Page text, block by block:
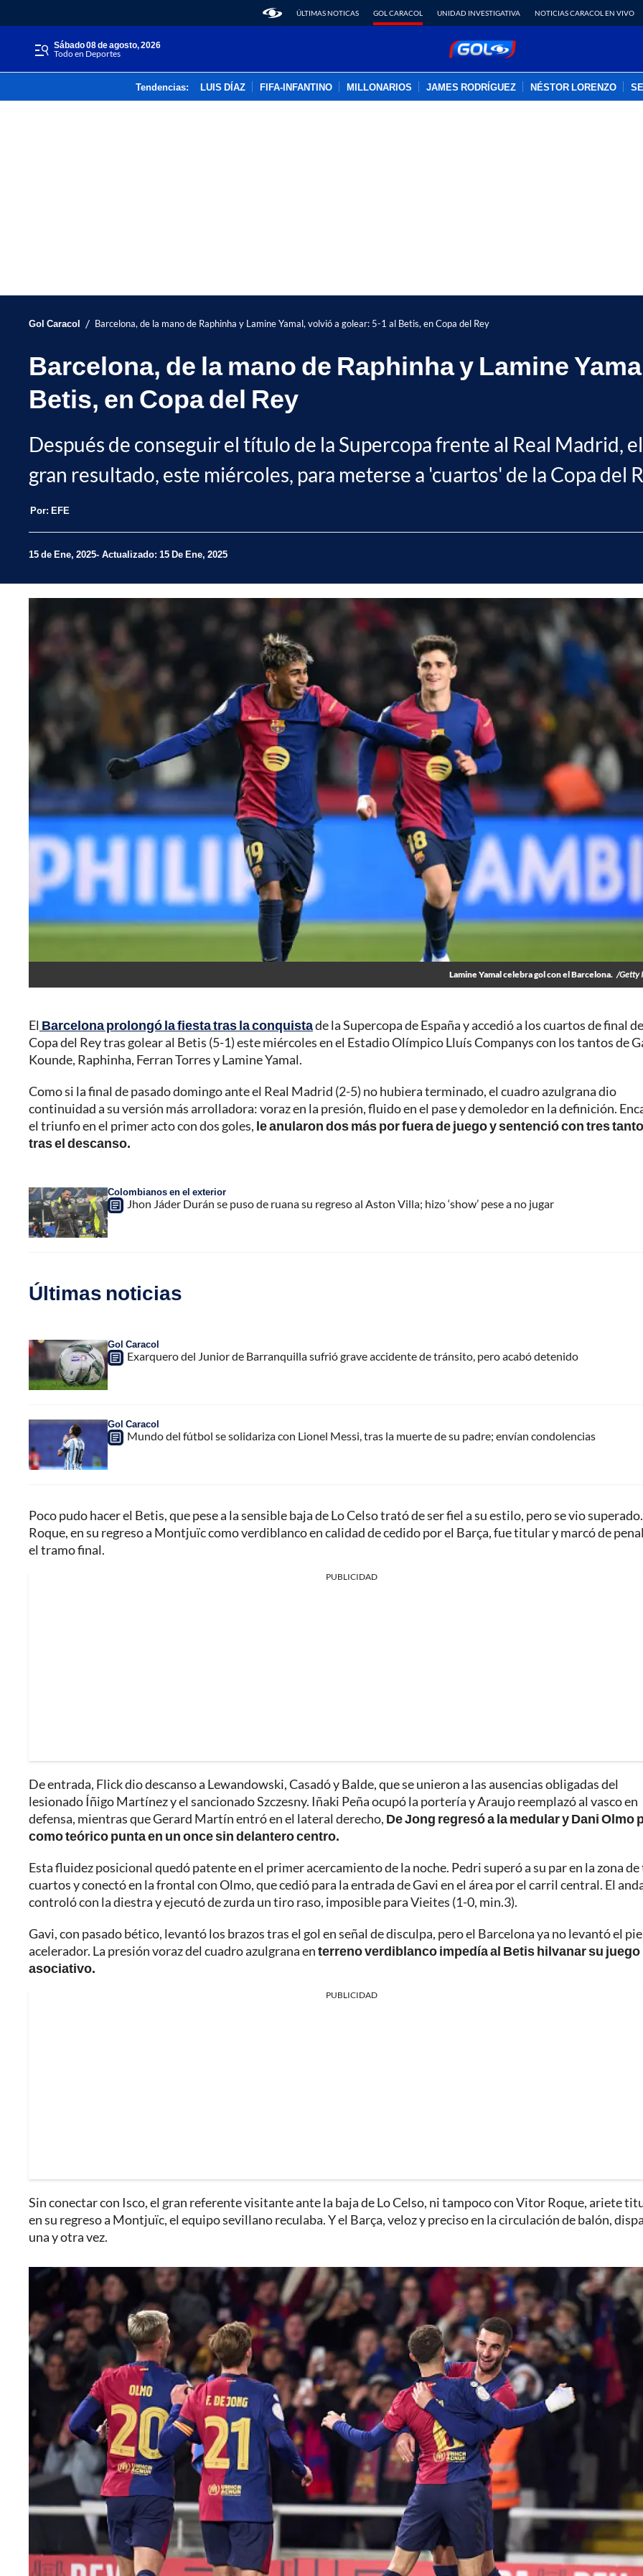
ÚLTIMAS NOTICAS GOL CARACOL UNIDAD INVESTIGATIVA NOTICIAS CARACOL EN VIVO
sábado 08 de agosto, 2026
Todo en Deportes
Tendencias: LUIS DÍAZ FIFA-INFANTINO MILLONARIOS JAMES RODRÍGUEZ NÉSTOR LORENZO
Gol Caracol / Barcelona, de la mano de Raphinha y Lamine Yamal, volvió a golear: 5-1 al Betis, en Copa del Rey
Barcelona, de la mano de Raphinha y Lamine
Betis, en Copa del Rey
Después de conseguir el título de la Supercopa frente al Real Madrid,
gran resultado, este miércoles, para meterse a 'cuartos' de la Copa del
Por: EFE
15 de Ene, 2025 Actualizado: 15 De Ene, 2025
Lamine Yamal celebra gol con el Barcelona. /Getty
El Barcelona prolongó la fiesta tras la conquistade la Supercopa de España y accedió a los cuartos de final
Copa del Rey tras golear al Betis (5-1) este miércoles en el Estadio Olímpico Lluís Companys con los tantos de
Kounde, Raphinha, Ferran Torres y Lamine Yamal.
Como si la final de pasado domingo ante el Real Madrid (2-5) no hubiera terminado, el cuadro azulgrana dio
continuidad a su versión más arrolladora: voraz en la presión, fluido en el pase y demoledor en la definición.
el triunfo en el primer acto con dos goles, le anularon dos más por fuera de juego y sentenció con tres
tras el descanso.
Colombianos en el exterior
Jhon Jáder Durán se puso de ruana su regreso al Aston Villa; hizo ‘show’ pese a no jugar
Últimas noticias
Gol Caracol
Exarquero del Junior de Barranquilla sufrió grave accidente de tránsito, pero acabó detenido
Gol Caracol
Mundo del fútbol se solidariza con Lionel Messi, tras la muerte de su padre; envían condolencias
Poco pudo hacer el Betis, que pese a la sensible baja de Lo Celso trató de ser fiel a su estilo, pero se vio
Roque, en su regreso a Montjuïc como verdiblanco en calidad de cedido por el Barça, fue titular y marcó de
el tramo final.
PUBLICIDAD
De entrada, Flick dio descanso a Lewandowski, Casadó y Balde, que se unieron a las ausencias obligadas del
lesionado Íñigo Martínez y el sancionado Szczesny. Iñaki Peña ocupó la portería y Araujo reemplazó al vasco en
defensa, mientras que Gerard Martín entró en el lateral derecho, De Jong regresó a la medular y Dani Olmo
como teórico punta en un once sin delantero centro.
Esta fluidez posicional quedó patente en el primer acercamiento de la noche. Pedri superó a su par en la zona de
cuartos y conectó en la frontal con Olmo, que cedió para la entrada de Gavi en el área por el carril central. El
controló con la diestra y ejecutó de zurda un tiro raso, imposible para Vieites (1-0, min.3).
Gavi, con pasado bético, levantó los brazos tras el gol en señal de disculpa, pero el Barcelona ya no levantó el
acelerador. La presión voraz del cuadro azulgrana enterreno verdiblanco impedía al Betis hilvanar su juego
asociativo.
PUBLICIDAD
Sin conectar con Isco, el gran referente visitante ante la baja de Lo Celso, ni tampoco con Vitor Roque, ariete
en su regreso a Montjuïc, el equipo sevillano reculaba. Y el Barça, veloz y preciso en la circulación de balón,
una y otra vez.